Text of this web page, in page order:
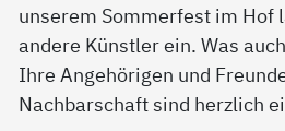
unserem Sommerfest im Hof
andere Künstler ein. Was
Ihre Angehörigen und
Nachbarschaft sind herzlich